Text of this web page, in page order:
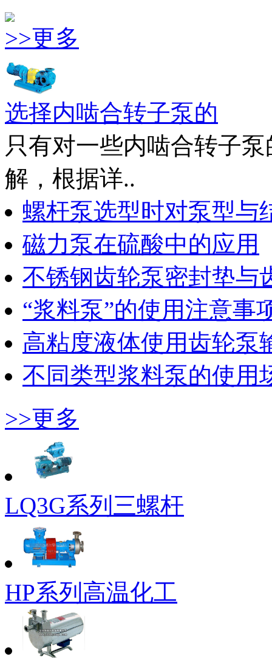
>>更多
选择内啮合转子泵的
只有对一些内啮合转子
解，根据详..
螺杆泵选型时对泵型与
磁力泵在硫酸中的应用
不锈钢齿轮泵密封垫与
“浆料泵”的使用注意事
高粘度液体使用齿轮泵
不同类型浆料泵的使用
>>更多
LQ3G系列三螺杆
HP系列高温化工